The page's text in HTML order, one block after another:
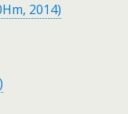
2014)